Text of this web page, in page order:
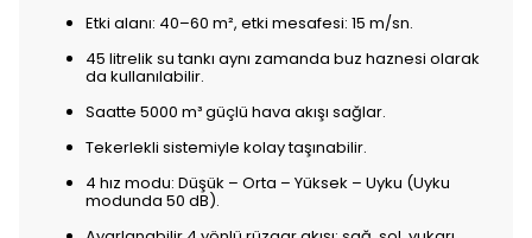
Etki alanı: 40–60 m², etki mesafesi: 15 m/sn.
45 litrelik su tankı aynı zamanda buz haznesi olarak
da kullanılabilir.
Saatte 5000 m³ güçlü hava akışı sağlar.
Tekerlekli sistemiyle kolay taşınabilir.
4 hız modu: Düşük – Orta – Yüksek – Uyku (Uyku
modunda 50 dB).